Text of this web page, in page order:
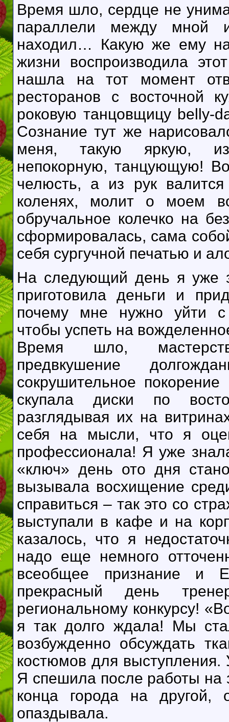
Время шло, сердце не
параллели между мной
находил… Какую же ему
жизни воспроизводила
нашла на тот момент
ресторанов с восточной
роковую танцовщицу belly-
Сознание тут же
меня, такую яркую,
непокорную, танцующую!
челюсть, а из рук
коленях, молит о моем
обручальное колечко на
сформировалась, сама
себя сургучной печатью и
На следующий день я уже
приготовила деньги и
почему мне нужно уйти
чтобы успеть на
Время шло,
предвкушение
сокрушительное
скупала диски по
разглядывая их на
себя на мысли, что я
профессионала! Я уже
«ключ» день ото дня
вызывала восхищение
справиться – так это со
выступали в кафе и на
казалось, что я
надо еще немного
всеобщее признание и
прекрасный день
региональному конкурсу!
я так долго ждала! Мы
возбужденно обсуждать
костюмов для
Я спешила после работы на
конца города на другой,
опаздывала.